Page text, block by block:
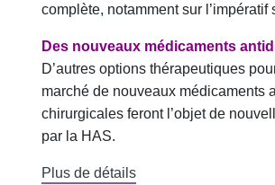
complète, notamment sur
Des nouveaux médicaments
D’autres options thérapeutiques
marché de nouveaux médicaments
chirurgicales feront l’objet de
par la HAS.
Plus de détails